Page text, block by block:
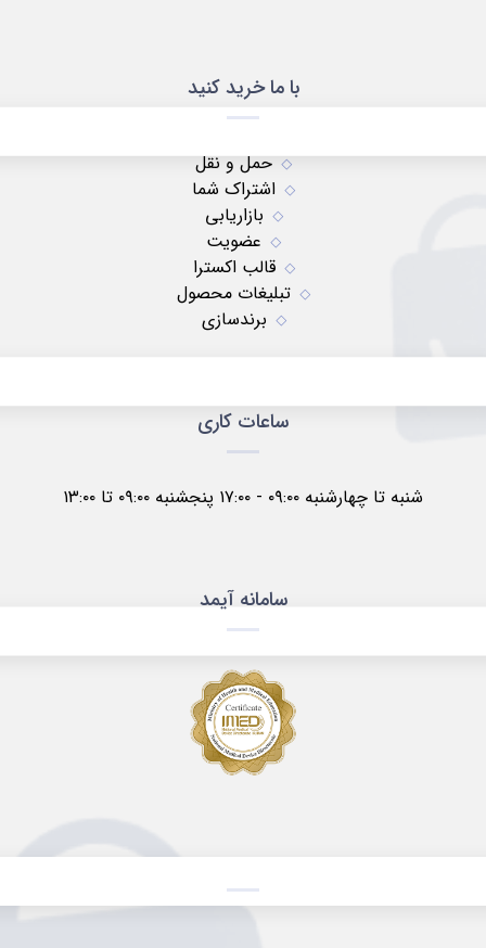
با ما خرید کنید
حمل و نقل
اشتراک شما
بازاریابی
عضویت
قالب اکسترا
تبلیغات محصول
برندسازی
ساعات کاری
شنبه تا چهارشنبه ۰۹:۰۰ - ۱۷:۰۰ پنجشنبه ۰۹:۰۰ تا ۱۳:۰۰
سامانه آیمد